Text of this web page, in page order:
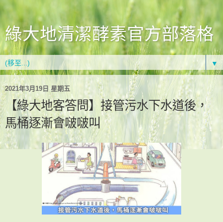
綠大地清潔酵素官方部落格
▼
2021年3月19日 星期五
【綠大地客答問】接管污水下水道後，
馬桶逐漸會啵啵叫